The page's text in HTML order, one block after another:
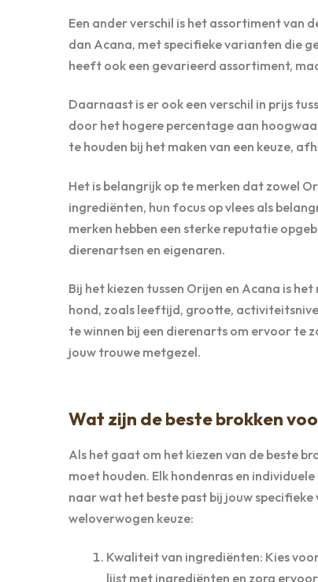
Een ander verschil is het assortiment van
dan Acana, met specifieke varianten die
heeft ook een gevarieerd assortiment,
Daarnaast is er ook een verschil in prijs
door het hogere percentage aan
te houden bij het maken van een keuze,
Het is belangrijk op te merken dat zowel
ingrediënten, hun focus op vlees als
merken hebben een sterke reputatie
dierenartsen en eigenaren.
Bij het kiezen tussen Orijen en Acana is
hond, zoals leeftijd, grootte,
te winnen bij een dierenarts om ervoor te
jouw trouwe metgezel.
Wat zijn de beste brokken
Als het gaat om het kiezen van de beste
moet houden. Elk hondenras en
naar wat het beste past bij jouw specifieke
weloverwogen keuze:
Kwaliteit van ingrediënten: Kies
lijst met ingrediënten en zorg